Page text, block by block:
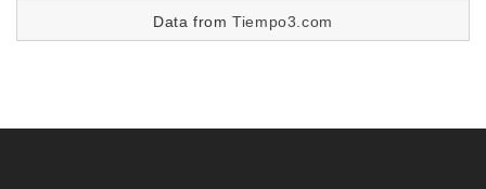
Data fromTiempo3.com